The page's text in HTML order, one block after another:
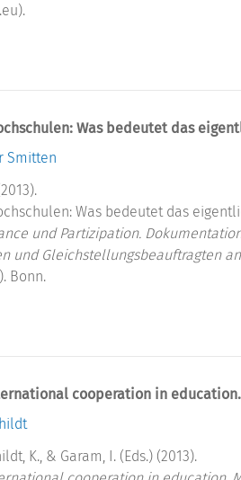
Was bedeutet das
Smitten
Was bedeutet das
und Partizipation.
und Gleichstellungsbeauftragten
Bonn.
cooperation in
K., & Garam, I. (Eds.) (2013).